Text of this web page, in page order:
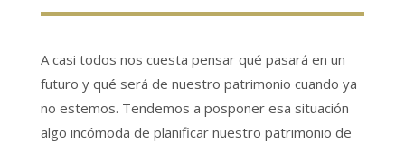
A casi todos nos cuesta pensar qué pasará en un
futuro y qué será de nuestro patrimonio cuando ya
no estemos. Tendemos a posponer esa situación
algo incómoda de planificar nuestro patrimonio de